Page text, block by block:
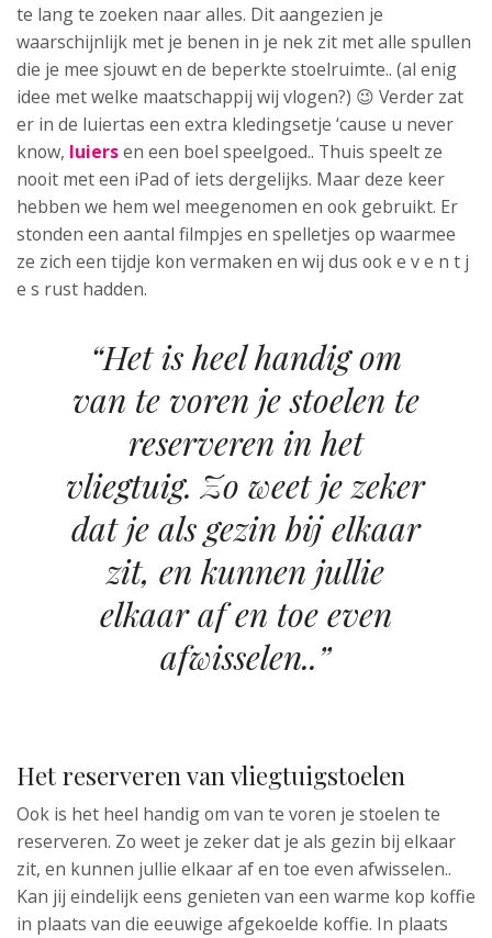
te lang te zoeken naar alles. Dit aangezien je
waarschijnlijk met je benen in je nek zit met alle spullen
die je mee sjouwt en de beperkte stoelruimte.. (al enig
idee met welke maatschappij wij vlogen?) 😉 Verder zat
er in de luiertas een extra kledingsetje ‘cause u never
know, luiersen een boel speelgoed.. Thuis speelt ze
nooit met een iPad of iets dergelijks. Maar deze keer
hebben we hem wel meegenomen en ook gebruikt. Er
stonden een aantal filmpjes en spelletjes op waarmee
ze zich een tijdje kon vermaken en wij dus ook e v e n t j
e s rust hadden.
“Het is heel handig om
van te voren je stoelen te
reserveren in het
vliegtuig. Zo weet je zeker
dat je als gezin bij elkaar
zit, en kunnen jullie
elkaar af en toe even
afwisselen..”
Het reserveren van vliegtuigstoelen
Ook is het heel handig om van te voren je stoelen te
reserveren. Zo weet je zeker dat je als gezin bij elkaar
zit, en kunnen jullie elkaar af en toe even afwisselen..
Kan jij eindelijk eens genieten van een warme kop koffie
in plaats van die eeuwige afgekoelde koffie. In plaats